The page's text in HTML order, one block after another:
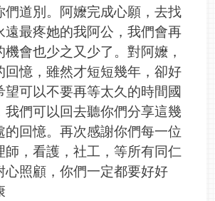
們道別。阿嬤完成心願，去找
遠最疼她的我阿公，我們會再
會也少之又少了。對阿嬤，
回憶，雖然才短短幾年，卻好
望可以不要再等太久的時間國
我們可以回去聽你們分享這幾
的回憶。再次感謝你們每一位
師，看護，社工，等所有同仁
心照顧，你們一定都要好好